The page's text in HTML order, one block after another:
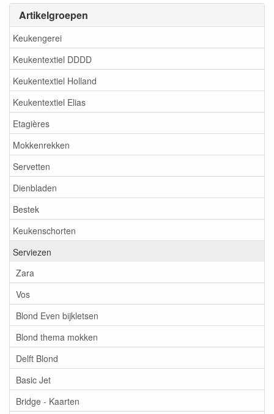
Artikelgroepen
Keukengerei
Keukentextiel DDDD
Keukentextiel Holland
Keukentextiel Elias
Etagières
Mokkenrekken
Servetten
Dienbladen
Bestek
Keukenschorten
Serviezen
Zara
Vos
Blond Even bijkletsen
Blond thema mokken
Delft Blond
Basic Jet
Bridge - Kaarten